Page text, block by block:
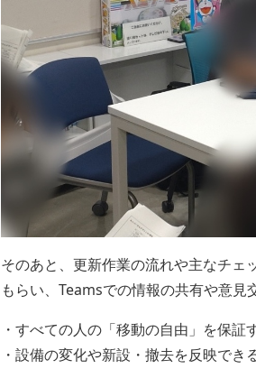
そのあと、更新作業の流れや主なチェ
もらい、Teamsでの情報の共有や意見
・すべての人の「移動の自由」を保証
・設備の変化や新設・撤去を反映でき